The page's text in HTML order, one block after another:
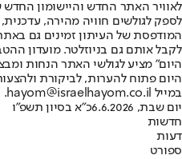
לאוויר האתר החדש והיישומון
לספק לגולשים חוויה מהירה,
המודפסת של העיתון זמינים גם
לקבל אותם גם בניוזלטר. מועדון
היום" מציע לגולשי האתר הנחות
היום פתוח להערות, לביקורת
במייל hayom@israelhayom.co.il.
יום שבת, 6.6.2026
כ"א בסיון תשפ"ו
חדשות
דעות
ספורט